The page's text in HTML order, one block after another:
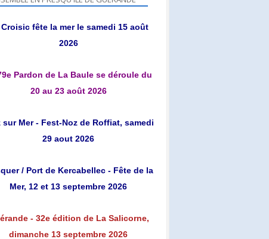
Croisic fête la mer le samedi 15 août
2026
Pardon de La Baule se déroule du
20 au 23 août 2026
sur Mer - Fest-Noz de Roffiat, samedi
29 aout 2026
/ Port de Kercabellec - Fête de la
Mer, 12 et 13 septembre 2026
- 32e édition de La Salicorne,
dimanche 13 septembre 2026